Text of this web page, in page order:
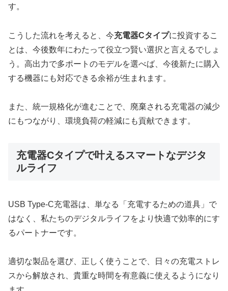
す。
こうした流れを考えると、今充電器Cタイプに投資するこ
とは、今後数年にわたって役立つ賢い選択と言えるでしょ
う。高出力で多ポートのモデルを選べば、今後新たに購入
する機器にも対応できる余裕が生まれます。
また、統一規格化が進むことで、廃棄される充電器の減少
にもつながり、環境負荷の軽減にも貢献できます。
充電器Cタイプで叶えるスマートなデジタ
ルライフ
USB Type-C充電器は、単なる「充電するための道具」で
はなく、私たちのデジタルライフをより快適で効率的にす
るパートナーです。
適切な製品を選び、正しく使うことで、日々の充電ストレ
スから解放され、貴重な時間を有意義に使えるようになり